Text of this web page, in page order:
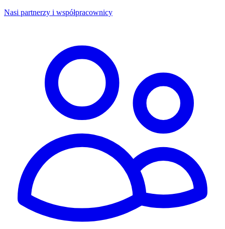
Nasi partnerzy i współpracownicy